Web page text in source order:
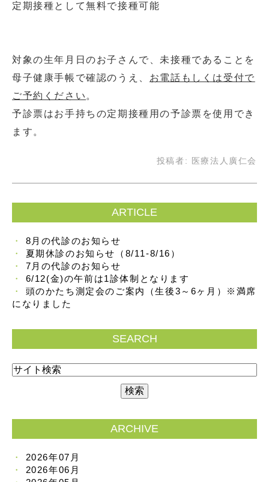
定期接種として無料で接種可能
対象の生年月日のお子さんで、未接種であることを
母子健康手帳で確認のうえ、 お電話もしくは受付で
ご予約ください。
予診票はお手持ちの定期接種用の予診票を使用でき
ます。
投稿者: 医療法人廣仁会
ARTICLE
8月の代診のお知らせ
夏期休診のお知らせ（8/11-8/16）
7月の代診のお知らせ
6/12(金)の午前は1診体制となります
頭のかたち測定会のご案内（生後3～6ヶ月）※満席
になりました
SEARCH
ARCHIVE
2026年07月
2026年06月